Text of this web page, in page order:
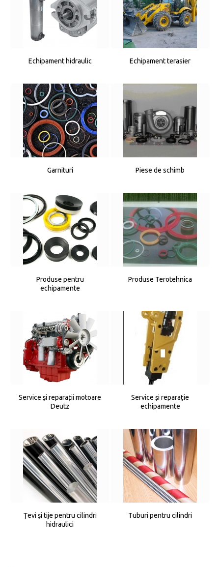
Echipament hidraulic Echipament terasier
Garnituri Piese de schimb
Produse pentru
echipamente
Produse Terotehnica
Service și reparații motoare
Deutz
Service și reparație
echipamente
Țevi și tije pentru cilindri
hidraulici
Tuburi pentru cilindri